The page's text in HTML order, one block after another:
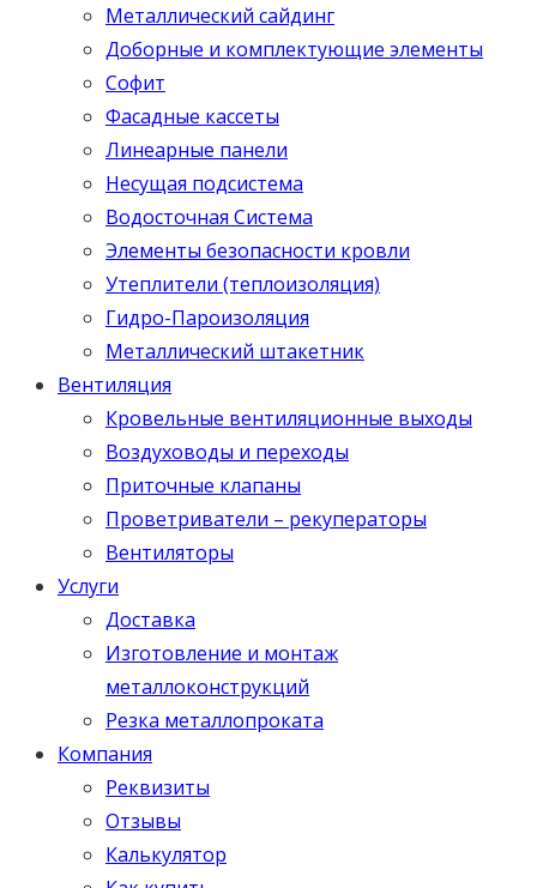
Металлический сайдинг
Доборные и комплектующие элементы
Софит
Фасадные кассеты
Линеарные панели
Несущая подсистема
Водосточная Система
Элементы безопасности кровли
Утеплители (теплоизоляция)
Гидро-Пароизоляция
Металлический штакетник
Вентиляция
Кровельные вентиляционные выходы
Воздуховоды и переходы
Приточные клапаны
Проветриватели – рекуператоры
Вентиляторы
Услуги
Доставка
Изготовление и монтаж
металлоконструкций
Резка металлопроката
Компания
Реквизиты
Отзывы
Калькулятор